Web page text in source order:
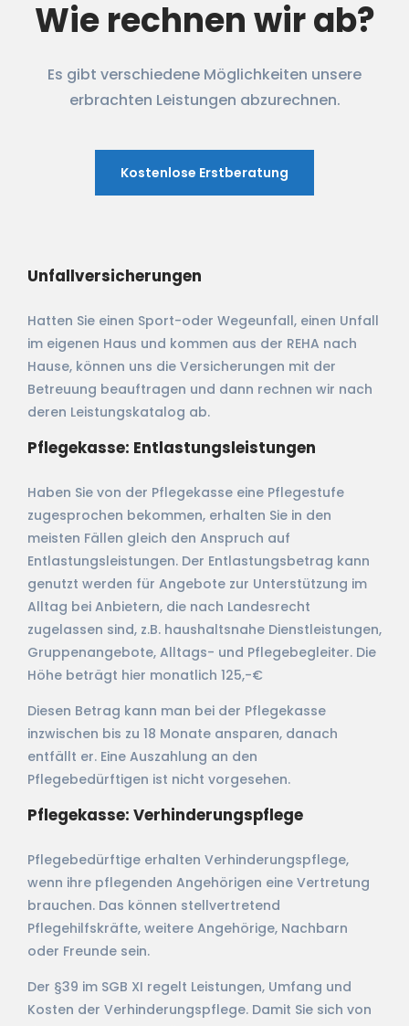
Wie rechnen wir ab?
Es gibt verschiedene Möglichkeiten unsere
erbrachten Leistungen abzurechnen.
Kostenlose Erstberatung
Unfallversicherungen
Hatten Sie einen Sport-oder Wegeunfall, einen Unfall
im eigenen Haus und kommen aus der REHA nach
Hause, können uns die Versicherungen mit der
Betreuung beauftragen und dann rechnen wir nach
deren Leistungskatalog ab.
Pflegekasse: Entlastungsleistungen
Haben Sie von der Pflegekasse eine Pflegestufe
zugesprochen bekommen, erhalten Sie in den
meisten Fällen gleich den Anspruch auf
Entlastungsleistungen. Der Entlastungsbetrag kann
genutzt werden für Angebote zur Unterstützung im
Alltag bei Anbietern, die nach Landesrecht
zugelassen sind, z.B. haushaltsnahe Dienstleistungen,
Gruppenangebote, Alltags- und Pflegebegleiter. Die
Höhe beträgt hier monatlich 125,-€
Diesen Betrag kann man bei der Pflegekasse
inzwischen bis zu 18 Monate ansparen, danach
entfällt er. Eine Auszahlung an den
Pflegebedürftigen ist nicht vorgesehen.
Pflegekasse: Verhinderungspflege
Pflegebedürftige erhalten Verhinderungspflege,
wenn ihre pflegenden Angehörigen eine Vertretung
brauchen. Das können stellvertretend
Pflegehilfskräfte, weitere Angehörige, Nachbarn
oder Freunde sein.
Der §39 im SGB XI regelt Leistungen, Umfang und
Kosten der Verhinderungspflege. Damit Sie sich von